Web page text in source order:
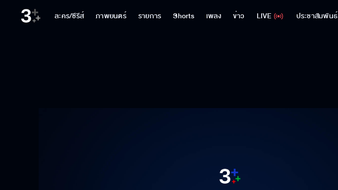
ละคร/ซีรีส์ ภาพยนตร์ รายการ Shorts เพลง ข่าว LIVE ประชาสัมพันธ์